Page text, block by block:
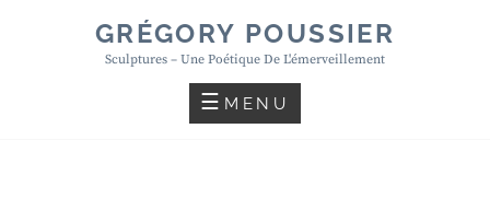
GRÉGORY POUSSIER
Sculptures – Une Poétique De L'émerveillement
MENU